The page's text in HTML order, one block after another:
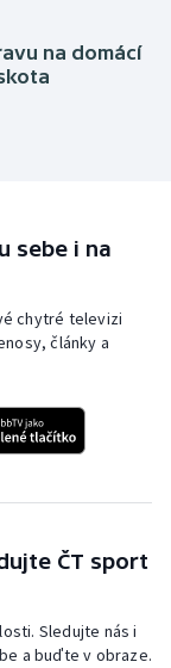
na domácí
sebe i na
chytré televizi
články a
ČT sport
Sledujte nás i
a buďte v obraze.